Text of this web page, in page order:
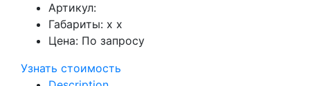
Артикул:
Габариты: x x
Цена: По запросу
Узнать стоимость